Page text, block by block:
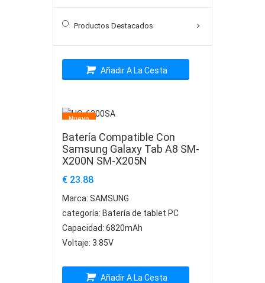
Productos Destacados
Capacidad:
4900mAh
Añadir A La Cesta
Nuevo
Batería Compatible Con
Samsung Galaxy Tab A8 SM-
X200N SM-X205N
€ 23.88
Marca: SAMSUNG
categoría: Batería de tablet PC
Capacidad: 6820mAh
Voltaje: 3.85V
Añadir A La Cesta